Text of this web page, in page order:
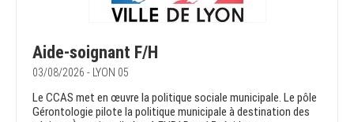
Aide-soignant F/H
03/08/2026 - LYON 05
Le CCAS met en œuvre la politique sociale municipale. Le pôle
Gérontologie pilote la politique municipale à destination des